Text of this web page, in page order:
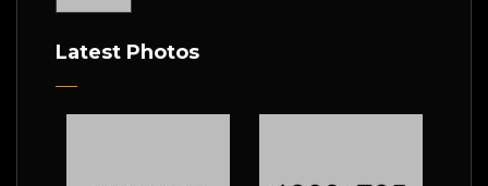
Latest Photos